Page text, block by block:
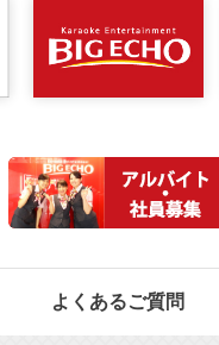
よくあるご質問